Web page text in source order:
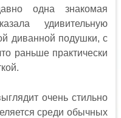
одна знакомая
удивительную
диванной подушки, с
раньше практически
очень стильно
среди обычных